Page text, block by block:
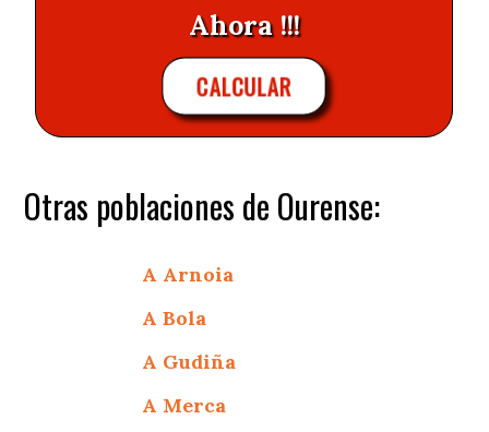
Ahora !!!
CALCULAR
Otras poblaciones de Ourense:
A Arnoia
A Bola
A Gudiña
A Merca